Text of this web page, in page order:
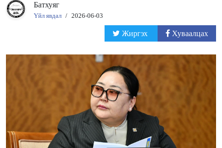
Батхуяг
Үйл явдал / 2026-06-03
Жиргэх Хуваалцах